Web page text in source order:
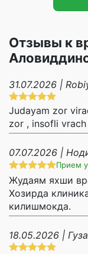
Отзывы к
31.07.2026 |
Judayam zor
zor , insofli vrach
07.07.2026 |
Прием
Жудаям яхши
Хозирда
килишмокда.
18.05.2026 |